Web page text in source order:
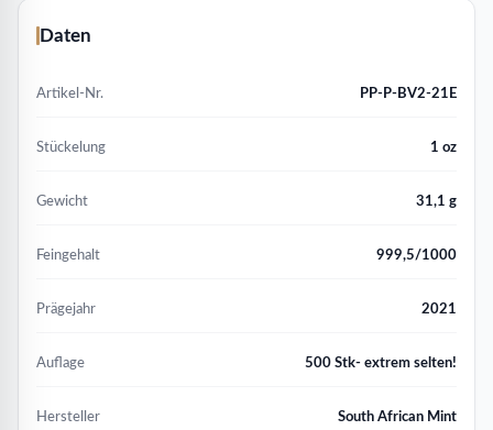
Daten
Artikel-Nr. PP-P-BV2-21E
Stückelung 1 oz
Gewicht 31,1 g
Feingehalt 999,5/1000
Prägejahr 2021
Auflage 500 Stk- extrem selten!
Hersteller South African Mint